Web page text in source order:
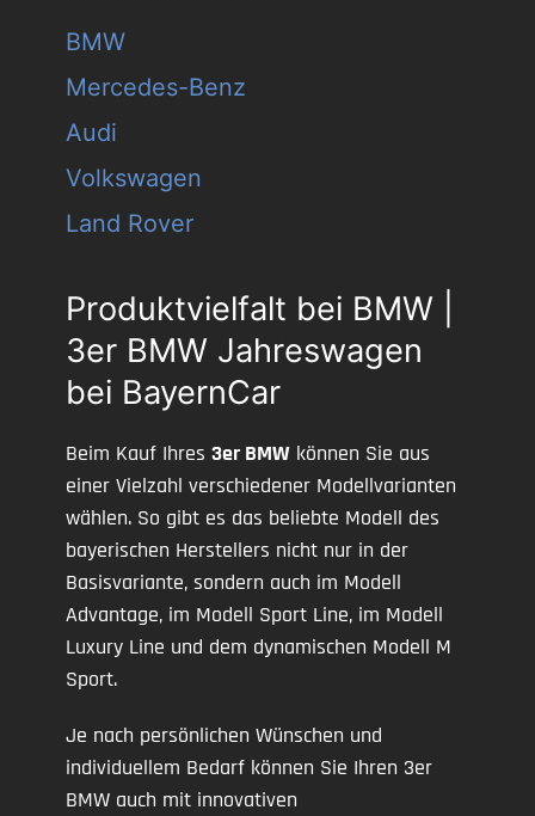
BMW
Mercedes-Benz
Audi
Volkswagen
Land Rover
Produktvielfalt bei BMW |
3er BMW Jahreswagen
bei BayernCar
Beim Kauf Ihres 3er BMW können Sie aus
einer Vielzahl verschiedener Modellvarianten
wählen. So gibt es das beliebte Modell des
bayerischen Herstellers nicht nur in der
Basisvariante, sondern auch im Modell
Advantage, im Modell Sport Line, im Modell
Luxury Line und dem dynamischen Modell M
Sport.
Je nach persönlichen Wünschen und
individuellem Bedarf können Sie Ihren 3er
BMW auch mit innovativen